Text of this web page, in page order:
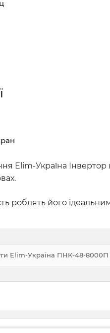
Elim-Україна
роблять його
Elim-Україна ПНК-48-8000П